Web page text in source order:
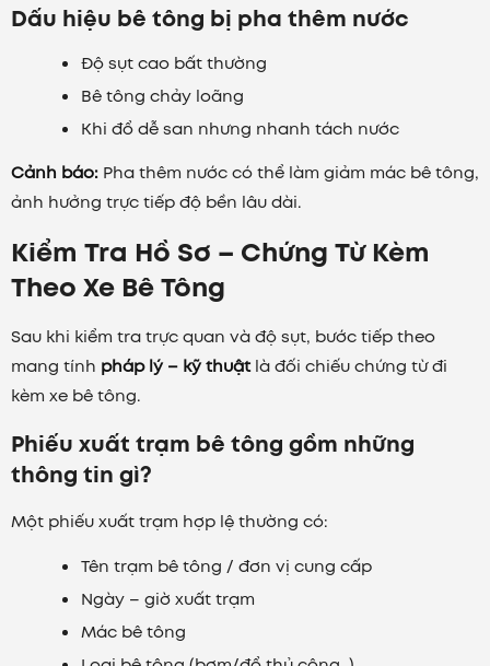
Dấu hiệu bê tông bị pha thêm nước
Độ sụt cao bất thường
Bê tông chảy loãng
Khi đổ dễ san nhưng nhanh tách nước
Cảnh báo: Pha thêm nước có thể làm giảm mác bê tông,
ảnh hưởng trực tiếp độ bền lâu dài.
Kiểm Tra Hồ Sơ – Chứng Từ Kèm
Theo Xe Bê Tông
Sau khi kiểm tra trực quan và độ sụt, bước tiếp theo
mang tính pháp lý – kỹ thuậtlà đối chiếu chứng từ đi
kèm xe bê tông.
Phiếu xuất trạm bê tông gồm những
thông tin gì?
Một phiếu xuất trạm hợp lệ thường có:
Tên trạm bê tông / đơn vị cung cấp
Ngày – giờ xuất trạm
Mác bê tông